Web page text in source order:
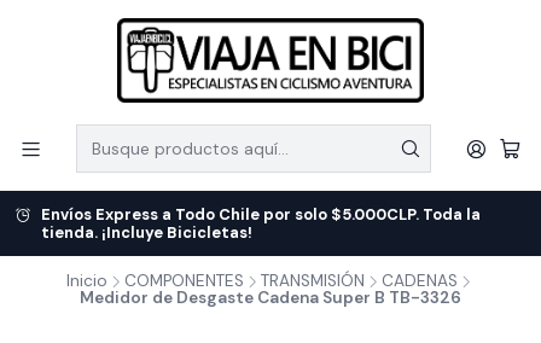
Envíos Express a Todo Chile por solo $5.000CLP. Toda la
tienda. ¡Incluye Bicicletas!
Inicio COMPONENTES TRANSMISIÓN
CADENAS
Medidor de Desgaste Cadena Super B TB-3326